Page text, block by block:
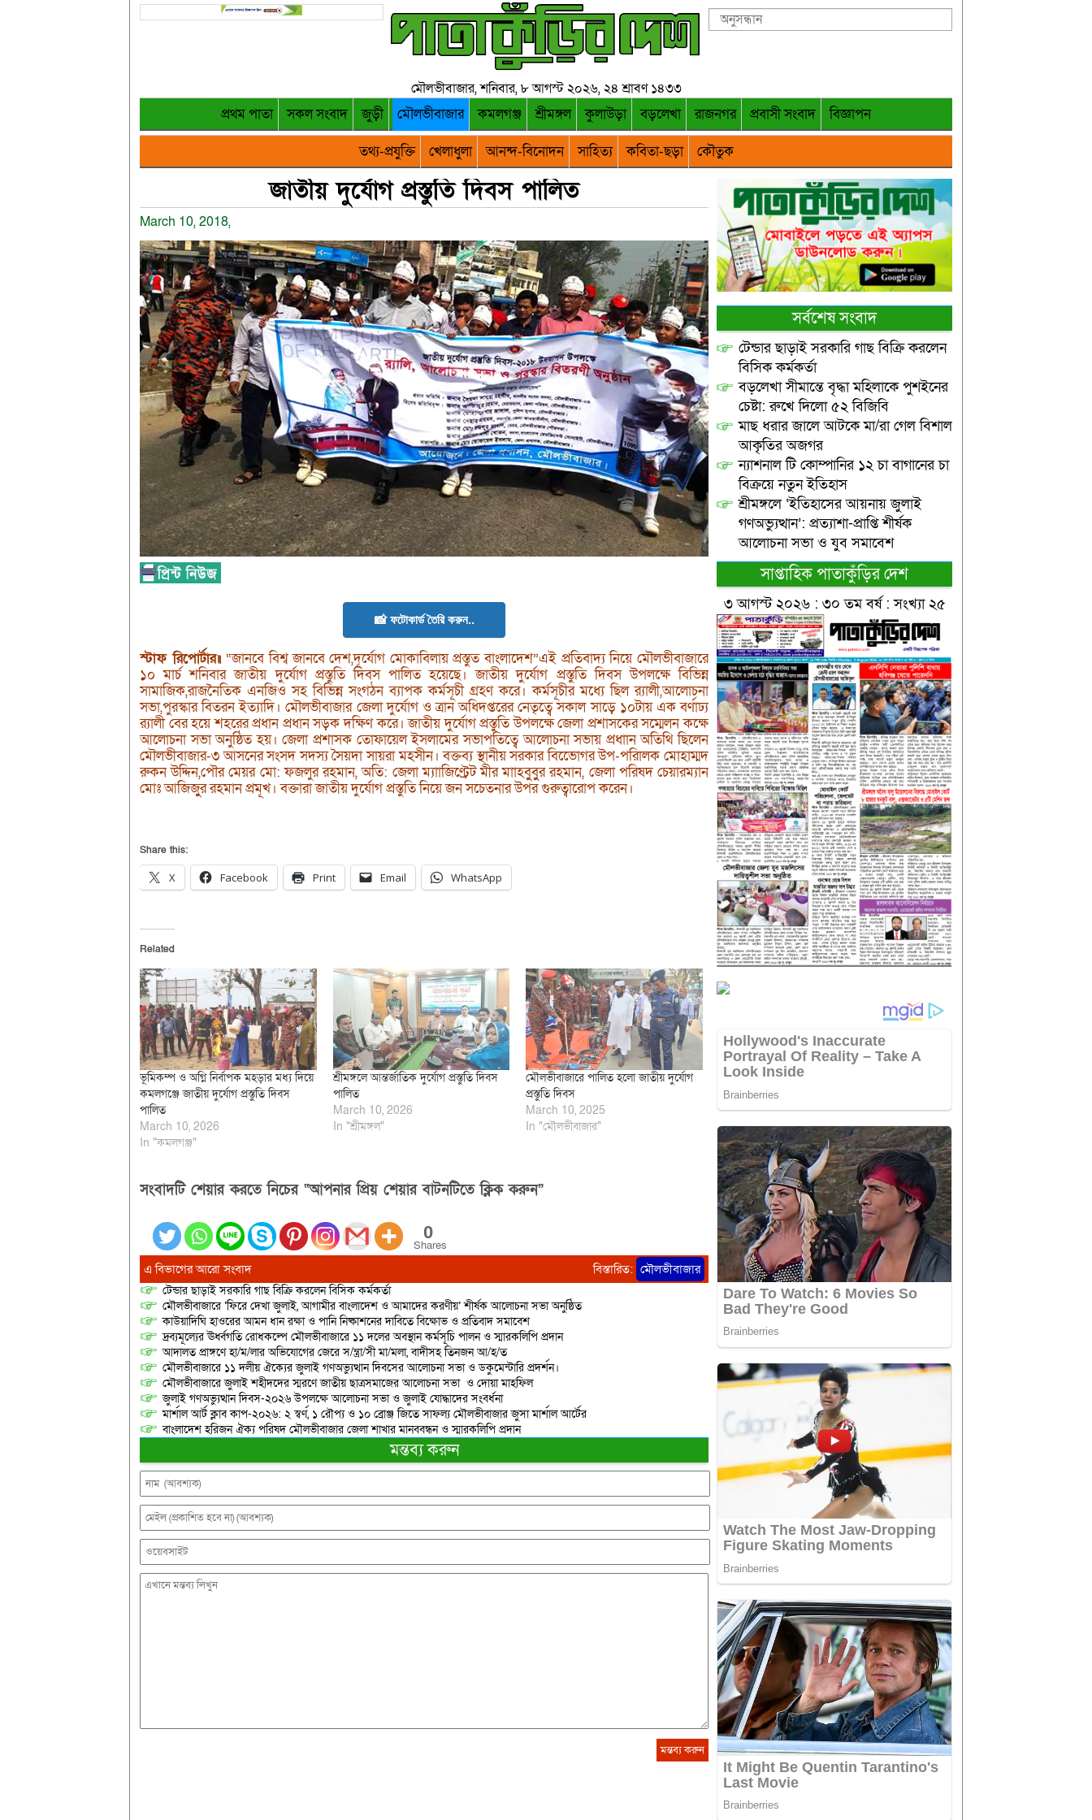
মৌলভীবাজার, শনিবার, ৮ আগস্ট ২০২৬, ২৪ শ্রাবণ ১৪৩৩
প্রথম পাতা সকল সংবাদ জুড়ী মৌলভীবাজার কমলগঞ্জ শ্রীমঙ্গল কুলাউড়া বড়লেখা রাজনগর প্রবাসী সংবাদ
বিজ্ঞাপন
তথ্য-প্রযুক্তি
খেলাধুলা আনন্দ-বিনোদন সাহিত্য কবিতা-ছড়া কৌতুক
জাতীয় দুর্যোগ প্রস্তুতি দিবস পালিত
March 10, 2018,
📸 ফটোকার্ড তৈরি করুন..
স্টাফ রিপোর্টার॥“জানবে বিশ্ব জানবে দেশ,দূর্যোগ মোকাবিলায় প্রস্তুত বাংলাদেশ”এই প্রতিবাদ্য নিয়ে মৌলভীবাজারে
১০ মার্চ শনিবার জাতীয় দুর্যোগ প্রস্তুতি দিবস পালিত হয়েছে। জাতীয় দুর্যোগ প্রস্তুতি দিবস উপলক্ষে বিভিন্ন
সামাজিক,রাজনৈতিক এনজিও সহ বিভিন্ন সংগঠন ব্যাপক কর্মসূচী গ্রহণ করে। কর্মসূচীর মধ্যে ছিল র‌্যালী,আলোচনা
সভা,পুরস্কার বিতরন ইত্যাদি। মৌলভীবাজার জেলা দুর্যোগ ও ত্রান অধিদপ্তরের নেতৃত্বে সকাল সাড়ে ১০টায় এক বর্ণাঢ্য
র‌্যালী বের হয়ে শহরের প্রধান প্রধান সড়ক দক্ষিণ করে। জাতীয় দুর্যোগ প্রস্তুতি উপলক্ষে জেলা প্রশাসকের সম্মেলন কক্ষে
আলোচনা সভা অনুষ্ঠিত হয়। জেলা প্রশাসক তোফায়েল ইসলামের সভাপতিত্বে আলোচনা সভায় প্রধাান অতিথি ছিলেন
মৌলভীবাজার-৩ আসনের সংসদ সদস্য সৈয়দা সায়রা মহসীন। বক্তব্য স্থানীয় সরকার বিভােেগর উপ-পরিালক মোহাম্মদ
রুকন উদ্দিন,পৌর মেয়র মো: ফজলুর রহমান, অতি: জেলা ম্যাাজিণ্ট্রেট মীর মাাহবুুবুুর রহমান, জেলা পরিষদ চেয়ারম্যান
মোঃ আজিজুুর রহমান প্রমূখ। বক্তারা জাতীয় দুর্যোগ প্রস্তুতি নিয়ে জন সচেতনার উপর গুরুত্বারোপ করেন।
Share this:
X Facebook Print Email WhatsApp
Related
ভূমিকম্প ও অগ্নি নির্বাপক মহড়ার মধ্য দিয়ে
কমলগঞ্জে জাতীয় দুর্যোগ প্রস্তুতি দিবস
পালিত
March 10, 2026
In "কমলগঞ্জ"
শ্রীমঙ্গলে আন্তর্জাতিক দুর্যোগ প্রস্তুতি দিবস
পালিত
March 10, 2026
In "শ্রীমঙ্গল"
মৌলভীবাজারে পালিত হলো জাতীয় দুর্যোগ
প্রস্তুতি দিবস
March 10, 2025
In "মৌলভীবাজার"
সংবাদটি শেয়ার করতে নিচের “আপনার প্রিয় শেয়ার বাটনটিতে ক্লিক করুন”
0
Shares
এ বিভাগের আরো সংবাদ বিস্তারিত: মৌলভীবাজার
টেন্ডার ছাড়াই সরকারি গাছ বিক্রি করলেন বিসিক কর্মকর্তা
মৌলভীবাজারে ‘ফিরে দেখা জুলাই, আগামীর বাংলাদেশ ও আমাদের করণীয়’ শীর্ষক আলোচনা সভা অনুষ্ঠিত
কাউয়াদিঘি হাওরের আমন ধান রক্ষা ও পানি নিষ্কাশনের দাবিতে বিক্ষোভ ও প্রতিবাদ সমাবেশ
দ্রব্যমূল্যের ঊর্ধ্বগতি রোধকল্পে মৌলভীবাজারে ১১ দলের অবস্থান কর্মসূচি পালন ও স্মারকলিপি প্রদান
আদালত প্রাঙ্গণে হা/ম/লার অভিযোগের জেরে স/ন্ত্রা/সী মা/মলা, বাদীসহ তিনজন আ/হ/ত
মৌলভীবাজারে ১১ দলীয় ঐক্যের জুলাই গণঅভ্যুত্থান দিবসের আলোচনা সভা ও ডকুমেন্টারি প্রদর্শন।
মৌলভীবাজারে জুলাই শহীদদের স্মরণে জাতীয় ছাত্রসমাজের আলোচনা সভা ও দোয়া মাহফিল
জুলাই গণঅভ্যুত্থান দিবস-২০২৬ উপলক্ষে আলোচনা সভা ও জুলাই যোদ্ধাদের সংবর্ধনা
মার্শাল আর্ট ক্লাব কাপ-২০২৬: ২ স্বর্ণ, ১ রৌপ্য ও ১০ ব্রোঞ্জ জিতে সাফল্য মৌলভীবাজার জুসা মার্শাল আর্টের
বাংলাদেশ হরিজন ঐক্য পরিষদ মৌলভীবাজার জেলা শাখার মানববন্ধন ও স্মারকলিপি প্রদান
মন্তব্য করুন
সর্বশেষ সংবাদ
টেন্ডার ছাড়াই সরকারি গাছ বিক্রি করলেন
বিসিক কর্মকর্তা
বড়লেখা সীমান্তে বৃদ্ধা মহিলাকে পুশইনের
চেষ্টা: রুখে দিলো ৫২ বিজিবি
মাছ ধরার জালে আটকে মা/রা গেল বিশাল
আকৃতির অজগর
ন্যাশনাল টি কোম্পানির ১২ চা বাগানের চা
বিক্রয়ে নতুন ইতিহাস
শ্রীমঙ্গলে ‘ইতিহাসের আয়নায় জুলাই
গণঅভ্যুত্থান’: প্রত্যাশা-প্রাপ্তি শীর্ষক
আলোচনা সভা ও যুব সমাবেশ
সাপ্তাহিক পাতাকুঁড়ির দেশ
৩ আগস্ট ২০২৬ : ৩০ তম বর্ষ : সংখ্যা ২৫